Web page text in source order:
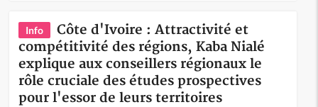
Info
Côte d'Ivoire : Attractivité et
compétitivité des régions, Kaba Nialé
explique aux conseillers régionaux le
rôle cruciale des études prospectives
pour l'essor de leurs territoires